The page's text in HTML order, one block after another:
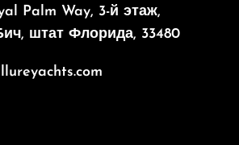
Palm Way, 3-й этаж,
штат Флорида, 33480